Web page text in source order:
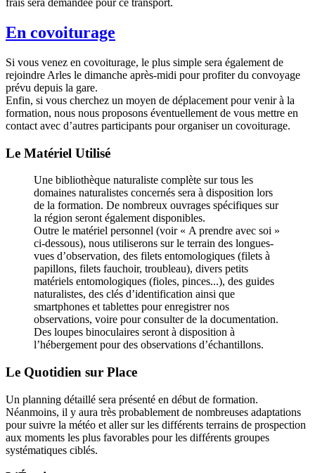
frais sera demandée pour ce transport.
En covoiturage
Si vous venez en covoiturage, le plus simple sera également de
rejoindre Arles le dimanche après-midi pour profiter du convoyage
prévu depuis la gare.
Enfin, si vous cherchez un moyen de déplacement pour venir à la
formation, nous nous proposons éventuellement de vous mettre en
contact avec d’autres participants pour organiser un covoiturage.
Le Matériel Utilisé
Une bibliothèque naturaliste complète sur tous les
domaines naturalistes concernés sera à disposition lors
de la formation. De nombreux ouvrages spécifiques sur
la région seront également disponibles.
Outre le matériel personnel (voir « A prendre avec soi »
ci-dessous), nous utiliserons sur le terrain des longues-
vues d’observation, des filets entomologiques (filets à
papillons, filets fauchoir, troubleau), divers petits
matériels entomologiques (fioles, pinces...), des guides
naturalistes, des clés d’identification ainsi que
smartphones et tablettes pour enregistrer nos
observations, voire pour consulter de la documentation.
Des loupes binoculaires seront à disposition à
l’hébergement pour des observations d’échantillons.
Le Quotidien sur Place
Un planning détaillé sera présenté en début de formation.
Néanmoins, il y aura très probablement de nombreuses adaptations
pour suivre la météo et aller sur les différents terrains de prospection
aux moments les plus favorables pour les différents groupes
systématiques ciblés.